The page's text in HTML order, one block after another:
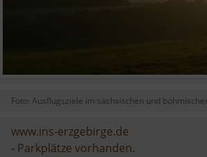
Foto: Ausflugsziele im sächsischen und
www.ins-erzgebirge.de
- Parkplätze vorhanden.